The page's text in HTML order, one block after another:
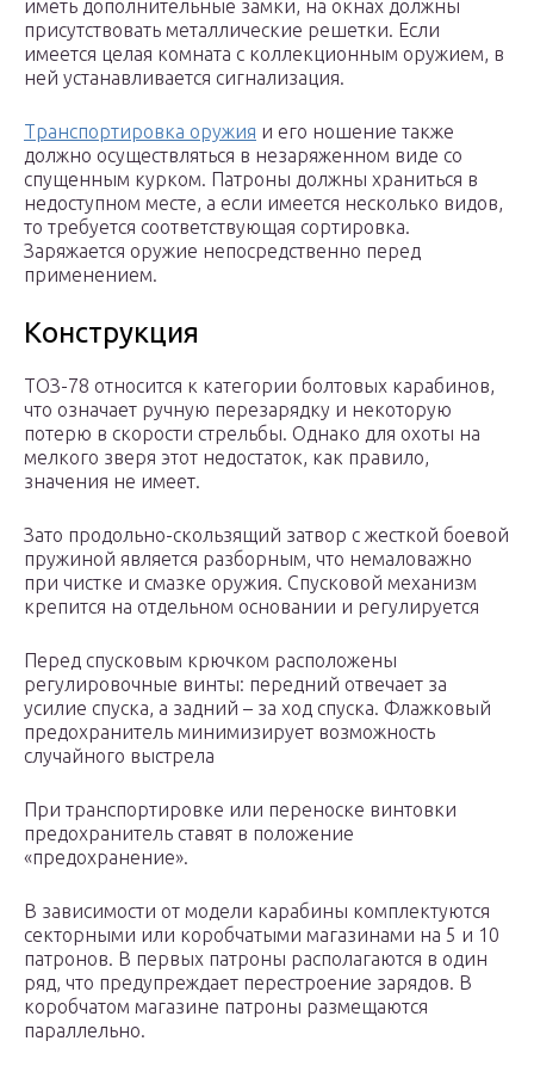
иметь дополнительные замки, на окнах должны
присутствовать металлические решетки. Если
имеется целая комната с коллекционным оружием, в
ней устанавливается сигнализация.
Транспортировка оружия и его ношение также
должно осуществляться в незаряженном виде со
спущенным курком. Патроны должны храниться в
недоступном месте, а если имеется несколько видов,
то требуется соответствующая сортировка.
Заряжается оружие непосредственно перед
применением.
Конструкция
ТОЗ-78 относится к категории болтовых карабинов,
что означает ручную перезарядку и некоторую
потерю в скорости стрельбы. Однако для охоты на
мелкого зверя этот недостаток, как правило,
значения не имеет.
Зато продольно-скользящий затвор с жесткой боевой
пружиной является разборным, что немаловажно
при чистке и смазке оружия. Спусковой механизм
крепится на отдельном основании и регулируется
Перед спусковым крючком расположены
регулировочные винты: передний отвечает за
усилие спуска, а задний – за ход спуска. Флажковый
предохранитель минимизирует возможность
случайного выстрела
При транспортировке или переноске винтовки
предохранитель ставят в положение
«предохранение».
В зависимости от модели карабины комплектуются
секторными или коробчатыми магазинами на 5 и 10
патронов. В первых патроны располагаются в один
ряд, что предупреждает перестроение зарядов. В
коробчатом магазине патроны размещаются
параллельно.